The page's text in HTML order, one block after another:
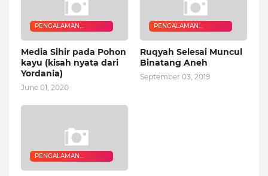
PENGALAMAN
Media Sihir pada Pohon
kayu (kisah nyata dari
Yordania)
June 01, 2020
PENGALAMAN
Ruqyah Selesai Muncul
Binatang Aneh
September 03, 2019
PENGALAMAN